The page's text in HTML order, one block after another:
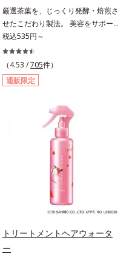
厳選茶葉を、じっくり発酵・焙煎さ
せたこだわり製法。 美容をサポー
トする没食子（ポリフェノール）配
合で、 本格的な味と美容ケアが楽
しめます。。胃腸にやさしい0kcal
の、ダイエット中にうれしいプ―ア
ール茶です。ホットでもアイスでも
アール茶“陳香（ツンシャン）”と
は、芳醇な香りとまろやかな味わい
を持つ、ハイグレードなプーアール
茶の証しです。独自の焙煎方式を採
用し、茶成分が浸出しやすい若葉だ
けを使用しました。特有の没食子酸
（ボッショクシサン）がダイエット
をサポート。香ばしく、まろやかな
味わいで、毎日の食事といっしょに
お召し上がりいただけます。
税込535円～
（4.53 /705件）
通販限定
トリートメントヘアウォータ
ー